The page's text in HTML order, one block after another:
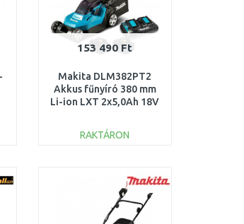
153 490 Ft
Makita DLM382PT2
Akkus fűnyíró 380 mm
Li-ion LXT 2x5,0Ah 18V
RAKTÁRON
Összehasonlítás